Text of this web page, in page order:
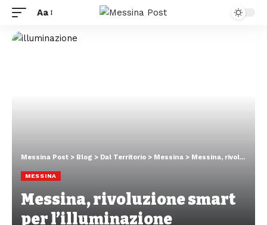
Aa
Messina Post > Blog > Dal Territorio > Messina > Messina, rivoluzione smart per l’illuminazione
MESSINA
Messina, rivoluzione smart
per l’illuminazione